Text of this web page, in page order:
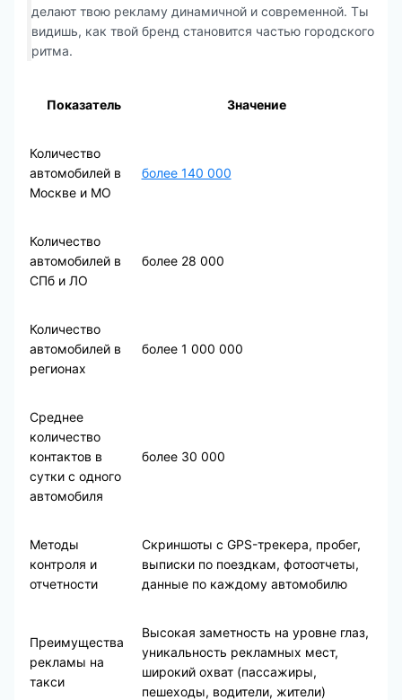
делают твою рекламу динамичной и современной. Ты
видишь, как твой бренд становится частью городского
ритма.
Показатель Значение
Количество
автомобилей в
Москве и МО
более 140 000
Количество
автомобилей в
СПб и ЛО
более 28 000
Количество
автомобилей в
регионах
более 1 000 000
Среднее
количество
контактов в
сутки с одного
автомобиля
более 30 000
Методы
контроля и
отчетности
Скриншоты с GPS-трекера, пробег,
выписки по поездкам, фотоотчеты,
данные по каждому автомобилю
Преимущества
рекламы на
такси
Высокая заметность на уровне глаз,
уникальность рекламных мест,
широкий охват (пассажиры,
пешеходы, водители, жители)